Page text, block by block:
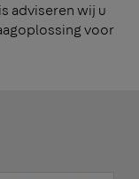
adviseren wij u
voor